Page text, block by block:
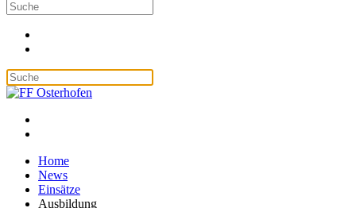
Home
News
Einsätze
Ausbildung